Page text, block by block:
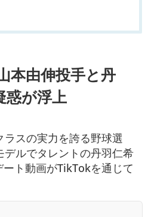
本由伸投手と丹
惑が浮上
スの実力を誇る野球選
ルでタレントの丹羽仁希
ト動画がTikTokを通じて